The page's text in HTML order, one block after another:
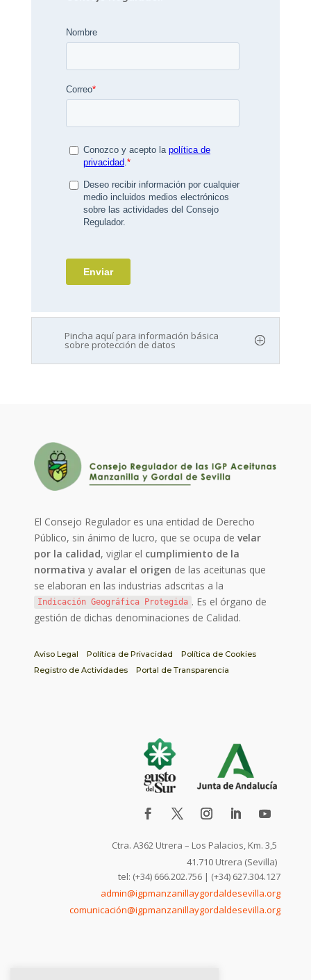
Pincha aquí para información básica
sobre protección de datos
El Consejo Regulador es una entidad de Derecho
Público, sin ánimo de lucro, que se ocupa develar
por la calidad, vigilar el cumplimiento de la
normativa y avalar el origen de las aceitunas que
se elaboran en las industrias adscritas a la
Indicación Geográfica Protegida . Es el órgano de
gestión de dichas denominaciones de Calidad.
Aviso Legal Política de Privacidad
Política de Cookies
Registro de Actividades
Portal de Transparencia
Ctra. A362 Utrera – Los Palacios, Km. 3,5
41.710 Utrera (Sevilla)
tel: (+34) 666.202.756 | (+34) 627.304.127
admin@igpmanzanillaygordaldesevilla.org
comunicación@igpmanzanillaygordaldesevilla.org